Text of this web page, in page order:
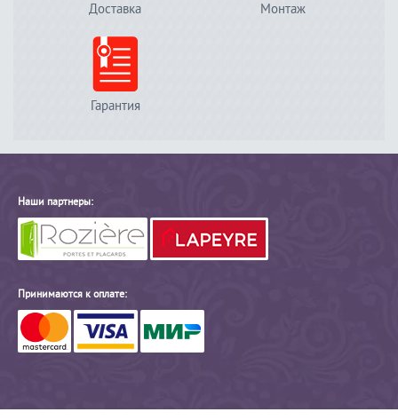
Доставка Монтаж
Гарантия
Наши партнеры:
Принимаются к оплате: